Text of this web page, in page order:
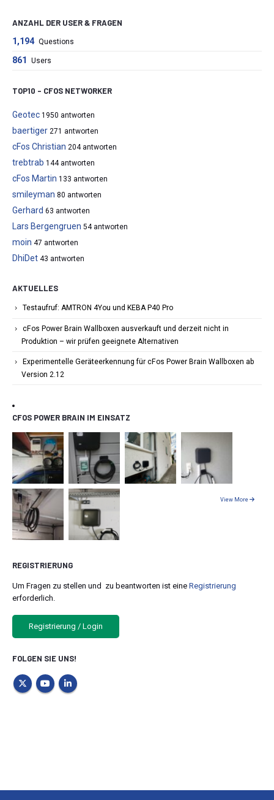
ANZAHL DER USER & FRAGEN
1,194 Questions
861 Users
TOP10 – CFOS NETWORKER
Geotec 1950 antworten
baertiger 271 antworten
cFos Christian 204 antworten
trebtrab 144 antworten
cFos Martin 133 antworten
smileyman 80 antworten
Gerhard 63 antworten
Lars Bergengruen 54 antworten
moin 47 antworten
DhiDet 43 antworten
AKTUELLES
Testaufruf: AMTRON 4You und KEBA P40 Pro
cFos Power Brain Wallboxen ausverkauft und derzeit nicht in
Produktion – wir prüfen geeignete Alternativen
Experimentelle Geräteerkennung für cFos Power Brain Wallboxen ab
Version 2.12
CFOS POWER BRAIN IM EINSATZ
View More
REGISTRIERUNG
Um Fragen zu stellen und zu beantworten ist eine Registrierung
erforderlich.
Registrierung / Login
FOLGEN SIE UNS!